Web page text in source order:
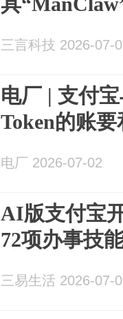
三言科技 2026-07-
电厂 | 支付
Token的账
电厂 2026-07-02
AI版支付宝
72项办事技
三易生活 2026-07-